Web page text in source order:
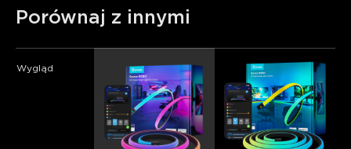
Porównaj z innymi
Wygląd